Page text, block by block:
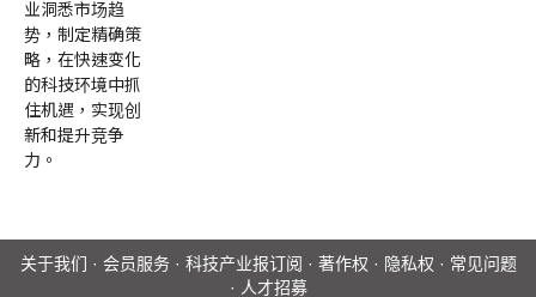
业洞悉市场趋
势，制定精确策
略，在快速变化
的科技环境中抓
住机遇，实现创
新和提升竞争
力。
关于我们 · 会员服务· 科技产业报订阅 · 著作权 · 隐私权 · 常见问题
· 人才招募